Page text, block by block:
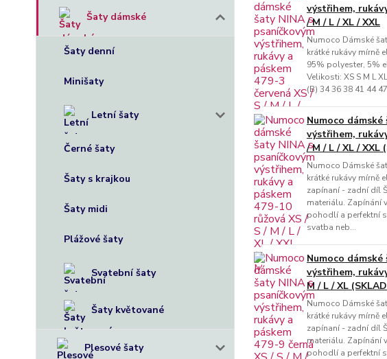
Šaty dámské
Šaty denní
Minišaty
Letní šaty
Černé šaty
Šaty s krajkou
Šaty midi
Plážové šaty
Svatební šaty
Šaty květované
Plesové šaty
výstřihem,
/ M / L / XL / XXL
Numoco Dámské
krátké rukávy mírně
95% polyester, 5%
Velikosti: XS S M L
(B) 34 36 38 41 44
Numoco
výstřihem,
/ M / L / XL / XXL
Numoco Dámské
krátké rukávy mírně
zapínaní - zadní díl
materiálu. Zapínání
pohodlí a perfektní
svatba neb...
Numoco
výstřihem,
M / L / XL
Numoco Dámské
krátké rukávy mírně
zapínaní - zadní díl
materiálu. Zapínání
pohodlí a perfektní